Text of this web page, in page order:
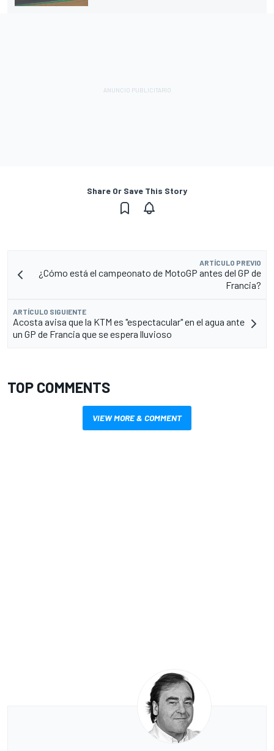
Share Or Save This Story
ARTÍCULO PREVIO
¿Cómo está el campeonato de MotoGP antes del GP de
Francia?
ARTÍCULO SIGUIENTE
Acosta avisa que la KTM es "espectacular" en el agua ante
un GP de Francia que se espera lluvioso
TOP COMMENTS
VIEW MORE & COMMENT